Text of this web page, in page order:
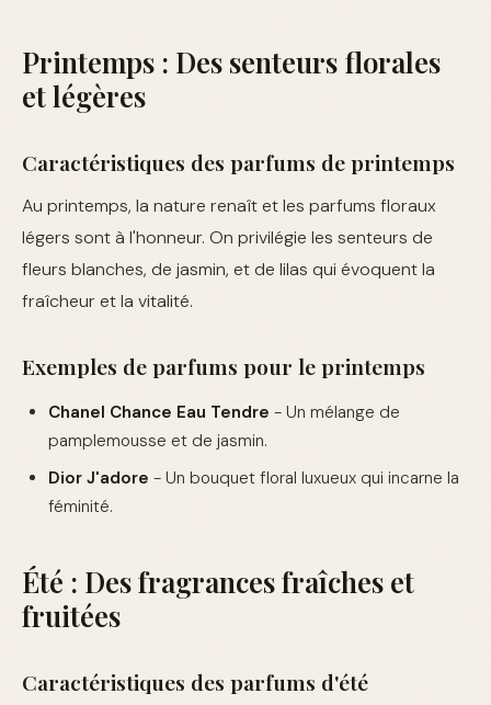
Printemps : Des senteurs florales
et légères
Caractéristiques des parfums de printemps
Au printemps, la nature renaît et les parfums floraux
légers sont à l'honneur. On privilégie les senteurs de
fleurs blanches, de jasmin, et de lilas qui évoquent la
fraîcheur et la vitalité.
Exemples de parfums pour le printemps
Chanel Chance Eau Tendre - Un mélange de
pamplemousse et de jasmin.
Dior J'adore - Un bouquet floral luxueux qui incarne la
féminité.
Été : Des fragrances fraîches et
fruitées
Caractéristiques des parfums d'été